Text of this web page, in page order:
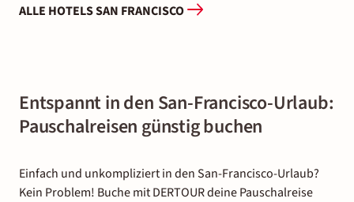
ALLE HOTELS SAN FRANCISCO
Entspannt in den San-Francisco-Urlaub:
Pauschalreisen günstig buchen
Einfach und unkompliziert in den San-Francisco-Urlaub?
Kein Problem! Buche mit DERTOUR deine Pauschalreise